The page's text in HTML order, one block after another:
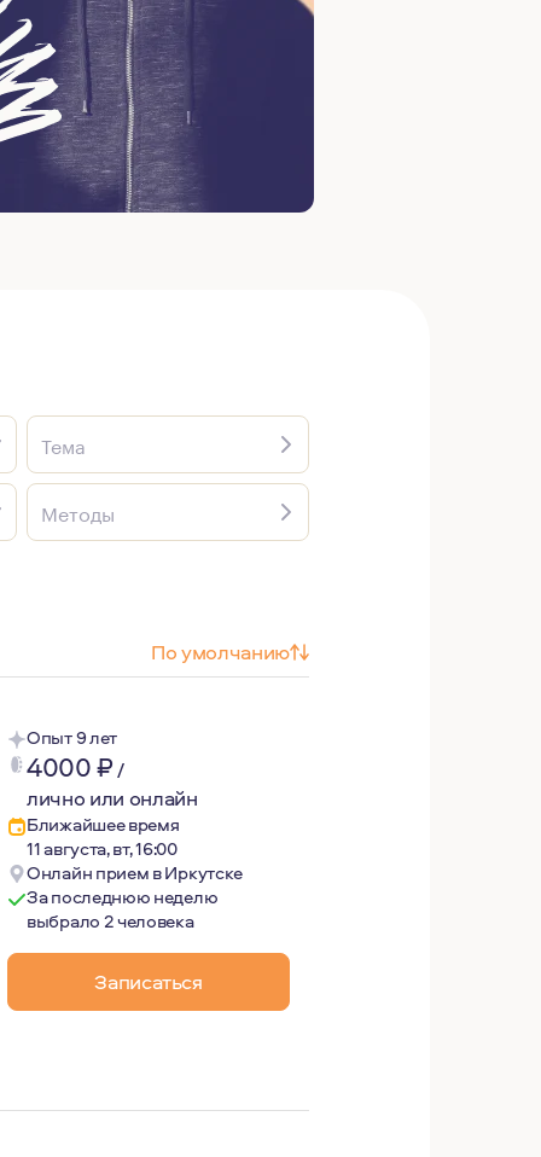
Тема
Методы
По умолчанию
Опыт 9 лет
4000₽/
лично или онлайн
Ближайшее время
11 августа, вт, 16:00
Онлайн прием в Иркутске
За последнюю неделю
выбрало 2 человека
Записаться
может качественно изменить жизнь